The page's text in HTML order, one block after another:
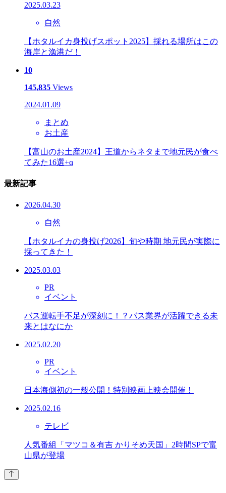
2025.03.23
自然
【ホタルイカ身投げスポット2025】採れる場所はこの
海岸と漁港だ！
10
145,835 Views
2024.01.09
まとめ
お土産
【富山のお土産2024】王道からネタまで地元民が食べ
てみた16選+α
最新記事
2026.04.30
自然
【ホタルイカの身投げ2026】旬や時期 地元民が実際に
採ってきた！
2025.03.03
PR
イベント
バス運転手不足が深刻に！？バス業界が活躍できる未
来とはなにか
2025.02.20
PR
イベント
日本海側初の一般公開！特別映画上映会開催！
2025.02.16
テレビ
人気番組「マツコ＆有吉 かりそめ天国」2時間SPで富
山県が登場